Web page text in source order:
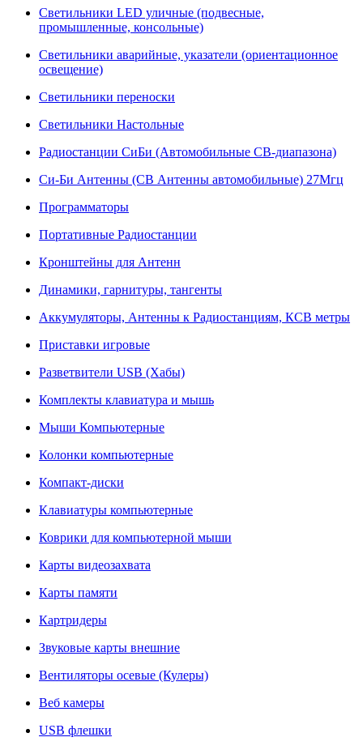
Светильники LED уличные (подвесные,
промышленные, консольные)
Светильники аварийные, указатели (ориентационное
освещение)
Светильники переноски
Светильники Настольные
Радиостанции СиБи (Автомобильные СВ-диапазона)
Си-Би Антенны (СВ Антенны автомобильные) 27Мгц
Программаторы
Портативные Радиостанции
Кронштейны для Антенн
Динамики, гарнитуры, тангенты
Аккумуляторы, Антенны к Радиостанциям, КСВ метры
Приставки игровые
Разветвители USB (Хабы)
Комплекты клавиатура и мышь
Мыши Компьютерные
Колонки компьютерные
Компакт-диски
Клавиатуры компьютерные
Коврики для компьютерной мыши
Карты видеозахвата
Карты памяти
Картридеры
Звуковые карты внешние
Вентиляторы осевые (Кулеры)
Веб камеры
USB флешки